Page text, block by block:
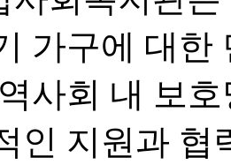
가구에 대한
사회 내 보
인 지원과 협